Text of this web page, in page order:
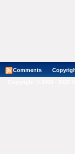
Comments Copyright